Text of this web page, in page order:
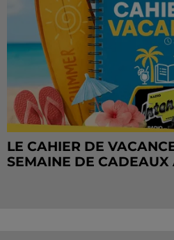
LE CAHIER DE
SEMAINE DE CADEAUX